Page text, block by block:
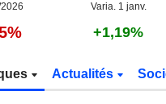
Varia. 1 janv.
+1,19%
Actualités